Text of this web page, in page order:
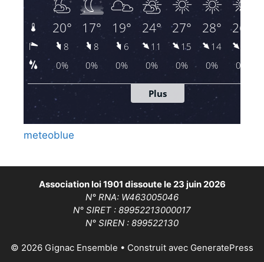
meteoblue
Association loi 1901 dissoute le 23 juin 2026
N° RNA: W463005046
N° SIRET : 89952213000017
N° SIREN : 899522130
© 2026 Gignac Ensemble • Construit avec GeneratePress